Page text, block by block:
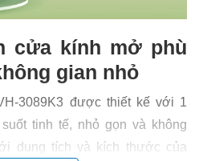
cửa kính mở phù
gian nhỏ
3089K3 được thiết kế với 1
tinh tế, nhỏ gọn và không
dung tích và kích thước của